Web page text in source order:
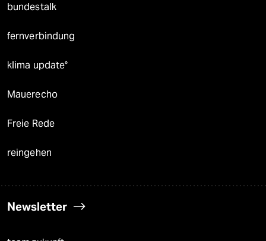
bundestalk
fernverbindung
klima update°
Mauerecho
Freie Rede
reingehen
Newsletter